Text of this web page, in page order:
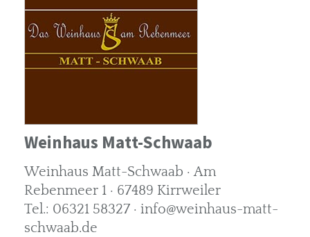
Weinhaus Matt-Schwaab
Weinhaus Matt-Schwaab · Am
Rebenmeer 1 · 67489 Kirrweiler
Tel.: 06321 58327 · info@weinhaus-matt-
schwaab.de